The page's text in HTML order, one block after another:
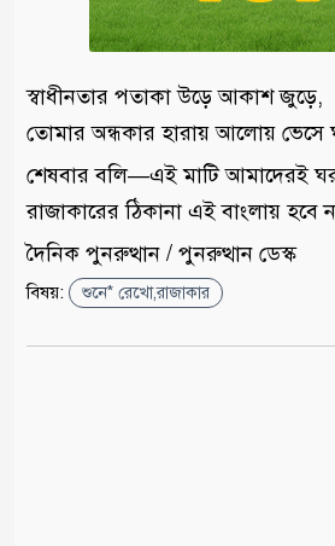
স্বাধীনতার পতাকা উড়ে আকাশ জুড়ে,
তোমার অন্ধকার হারায় আলোয় ভেসে
শেষবার বলি—এই মাটি আমাদেরই
রাজাকারের ঠিকানা এই বাংলায় হবে
দৈনিক পুনরুত্থান / পুনরুত্থান ডেস্ক
বিষয়: শুনে* রেখো,রাজাকার